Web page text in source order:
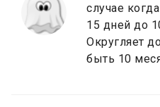
случае
15 дней до
Округляет
быть 10